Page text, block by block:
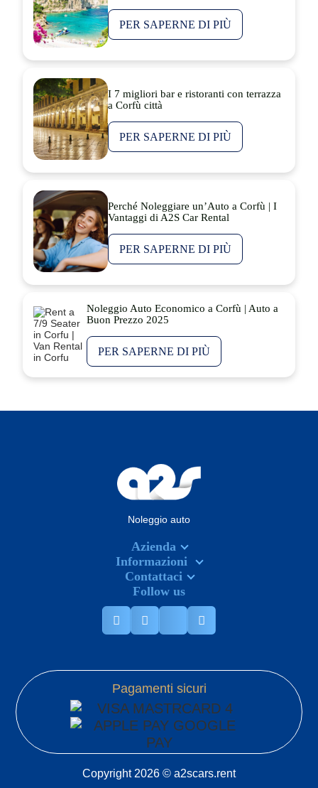
PER SAPERNE DI PIÙ
I 7 migliori bar e ristoranti con terrazza
a Corfù città
PER SAPERNE DI PIÙ
Perché Noleggiare un’Auto a Corfù | I
Vantaggi di A2S Car Rental
PER SAPERNE DI PIÙ
Noleggio Auto Economico a Corfù | Auto a
Buon Prezzo 2025
PER SAPERNE DI PIÙ
Noleggio auto
Azienda
Informazioni
Contattaci
Follow us
Pagamenti sicuri
Copyright 2026 © a2scars.rent